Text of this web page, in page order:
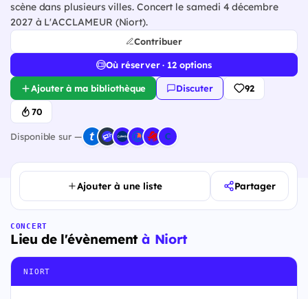
scène dans plusieurs villes. Concert le samedi 4 décembre
2027 à L'ACCLAMEUR (Niort).
Contribuer
Où réserver · 12 options
Ajouter à ma bibliothèque Discuter 92
70
Disponible sur —
Ajouter à une liste Partager
CONCERT
Lieu de l'évènementà Niort
NIORT